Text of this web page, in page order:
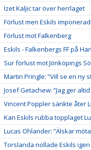
Izet Kaljic tar över herrlaget
Förlust men Eskils
Förlust mot Falkenberg
Eskils - Falkenbergs FF på
Sur förlust mot Jönköpings
Martin Pringle: ”Vill se en ny
Josef Getachew: ”Jag ger
Vincent Poppler sänkte åter
Kan Eskils rubba topplaget
Lucas Ohlander: ”Älskar
Torslanda nollade Eskils igen